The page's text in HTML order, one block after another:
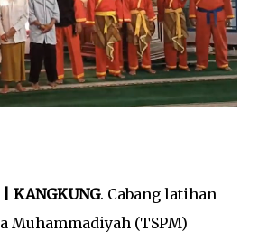
KANGKUNG. Cabang latihan
Muhammadiyah (TSPM)